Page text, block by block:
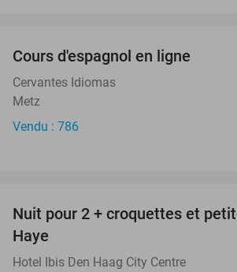
Cours d'espagnol en ligne
Cervantes Idiomas
Metz
Vendu : 786
Nuit pour 2 + croquettes et
Haye
Hotel Ibis Den Haag City Centre